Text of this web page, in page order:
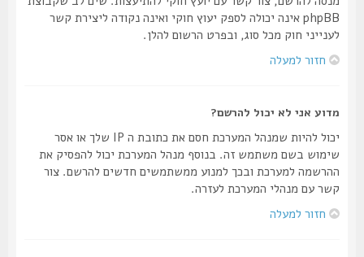
phpBB אינה יכולה לספק יעוץ חוקי ואינה נקודה ליצירת קשר
לענייני חוק מכל סוג, ובפרט הרשום להלן.
חזור למעלה
מדוע אני לא יכול להרשם?
יכול להיות שמנהל המערכת חסם את כתובת ה IP שלך או אסר
שימוש בשם משתמש זה. בנוסף מנהל המערכת יכול להפסיק את
ההרשמה למערכת ובכך למנוע ממשתמשים חדשים להרשם. צור
קשר עם מנהלי המערכת לעזרה.
חזור למעלה